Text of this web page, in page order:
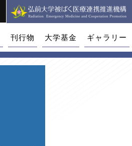
刊行物 大学基金 ギャラリー